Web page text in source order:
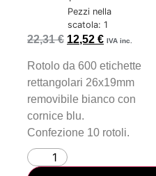
Pezzi nella
scatola: 1
22,31€ 12,52€ IVA inc.
Rotolo da 600 etichette
rettangolari 26x19mm
removibile bianco con
cornice blu.
Confezione 10 rotoli.